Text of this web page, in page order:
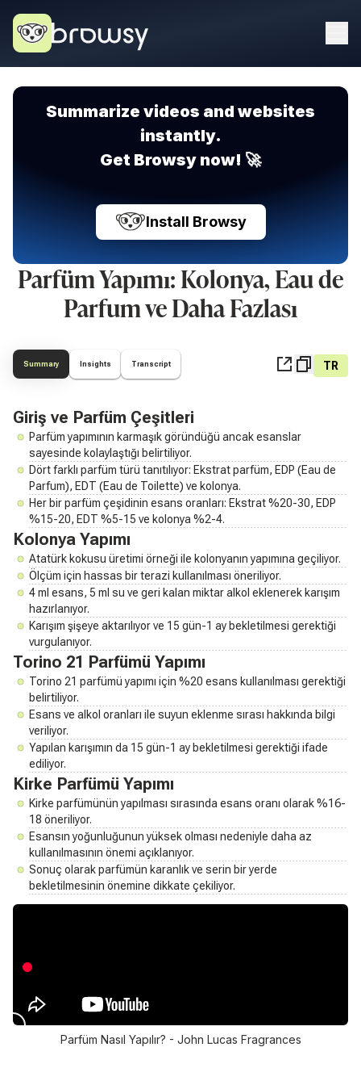
Summarize videos and websites
instantly.
Get Browsy now! 🚀
Install Browsy
Parfüm Yapımı: Kolonya, Eau de
Parfum ve Daha Fazlası
Summary Insights Transcript TR
Giriş ve Parfüm Çeşitleri
Parfüm yapımının karmaşık göründüğü ancak esanslar
sayesinde kolaylaştığı belirtiliyor.
Dört farklı parfüm türü tanıtılıyor: Ekstrat parfüm, EDP (Eau de
Parfum), EDT (Eau de Toilette) ve kolonya.
Her bir parfüm çeşidinin esans oranları: Ekstrat %20-30, EDP
%15-20, EDT %5-15 ve kolonya %2-4.
Kolonya Yapımı
Atatürk kokusu üretimi örneği ile kolonyanın yapımına geçiliyor.
Ölçüm için hassas bir terazi kullanılması öneriliyor.
4 ml esans, 5 ml su ve geri kalan miktar alkol eklenerek karışım
hazırlanıyor.
Karışım şişeye aktarılıyor ve 15 gün-1 ay bekletilmesi gerektiği
vurgulanıyor.
Torino 21 Parfümü Yapımı
Torino 21 parfümü yapımı için %20 esans kullanılması gerektiği
belirtiliyor.
Esans ve alkol oranları ile suyun eklenme sırası hakkında bilgi
veriliyor.
Yapılan karışımın da 15 gün-1 ay bekletilmesi gerektiği ifade
ediliyor.
Kirke Parfümü Yapımı
Kirke parfümünün yapılması sırasında esans oranı olarak %16-
18 öneriliyor.
Esansın yoğunluğunun yüksek olması nedeniyle daha az
kullanılmasının önemi açıklanıyor.
Sonuç olarak parfümün karanlık ve serin bir yerde
bekletilmesinin önemine dikkate çekiliyor.
Parfüm Nasıl Yapılır? - John Lucas Fragrances